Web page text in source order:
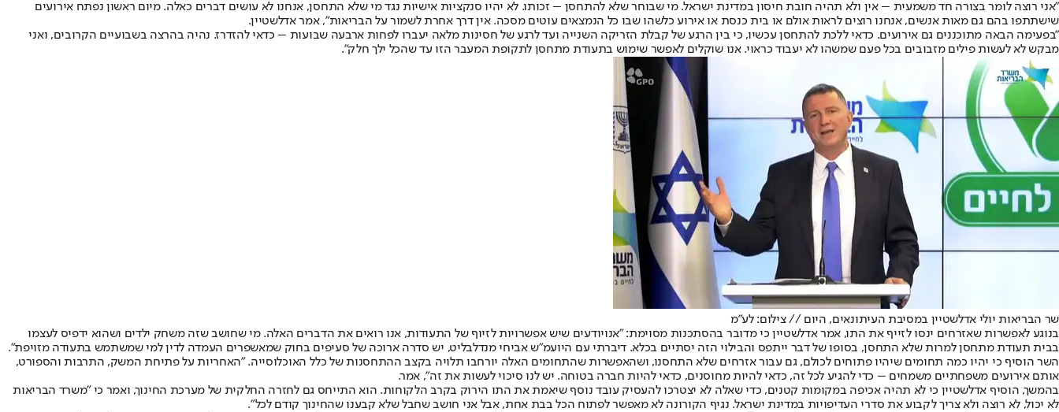
"אני רוצה לומר בצורה חד משמעית – אין ולא תהיה חובת חיסון במדינת ישראל. מי שבוחר שלא להתחסן – זכותו. לא יהיו סנקציות אישיות נגד מי שלא התחסן, אנחנו לא עושים דברים כאלה. מיום ראשון נפתח אירועים
שישתתפו בהם גם מאות אנשים, אנחנו רוצים לראות אולם או בית כנסת או אירוע כלשהו שבו כל הנמצאים עוטים מסכה. אין דרך אחרת לשמור על הבריאות", אמר אדלשטיין.
"בפעימה הבאה מתוכננים גם אירועים. כדאי ללכת להתחסן עכשיו, כי בין הרגע של קבלת הזריקה השנייה ועד לרגע של חסינות מלאה יעברו לפחות ארבעה שבועות – כדאי להזדרז. נהיה בהרצה בשבועיים הקרובים, ואני
מבקש לא לעשות פילים מזבובים בכל פעם שמשהו לא יעבוד כראוי. אנו שוקלים לאפשר שימוש בתעודת מתחסן לתקופת המעבר הזו עד שהכל ילך חלק".
שר הבריאות יולי אדלשטיין במסיבת העיתונאים, היום // צילום: לע"מ
בנוגע לאפשרות שאזרחים ינסו לזייף את התו, אמר אדלשטיין כי מדובר בהסתכנות מסוימת: "אנויודעים שיש אפשרויות לזיוף של התעודות, אנו רואים את הדברים האלה. מי שחושב שזה משחק ילדים ושהוא ידפיס לעצמו
בבית תעודת מתחסן למרות שלא התחסן, בסופו של דבר ייתפס והבילוי הזה יסתיים בכלא. דיברתי עם היועמ"ש אביחי מנדלבליט, יש סדרה ארוכה של סעיפים בחוק שמאשפרים העמדה לדין למי שמשתמש בתעודה מזויפת".
השר הוסיף כי יהיו כמה תחומים שיהיו פתוחים לכולם, גם עבור אזרחים שלא התחסנו, ושהאפשרות שהתחומים האלה יורחבו תלויה בקצב ההתחסנות של כלל האוכלוסייה. "האחריות על פתיחת המשק, התרבות והספורט,
אותם אירועים משפחתיים משמחים – כדי להגיע לכל זה, כדאי להיות מחוסנים, כדאי להיות חברה בטוחה. יש לנו סיכוי לעשות את זה", אמר.
בהמשך, הוסיף אדלשטיין כי לא תהיה אכיפה במקומות קטנים, כדי שאלה לא יצטרכו להעסיק עובד נוסף שיאמת את התו הירוק בקרב הלקוחות. הוא התייחס גם לחזרה החלקית של מערכת החינוך, ואמר כי "משרד הבריאות
לא יכול, לא רוצה ולא צריך לקבוע את סדרי העדיפויות במדינת ישראל. נגיף הקורונה לא מאפשר לפתוח הכל בבת אחת, אבל אני חושב שחבל שלא קבענו שהחינוך קודם לכל".